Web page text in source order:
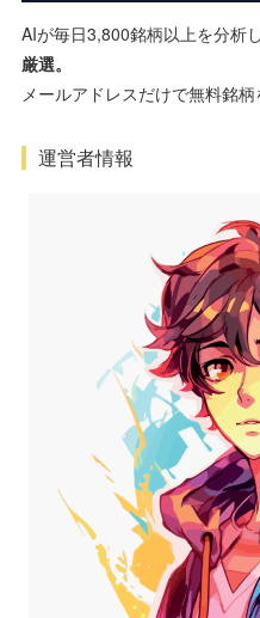
AIが毎日3,800銘柄以上を分析し
厳選。
メールアドレスだけで無料銘柄
運営者情報